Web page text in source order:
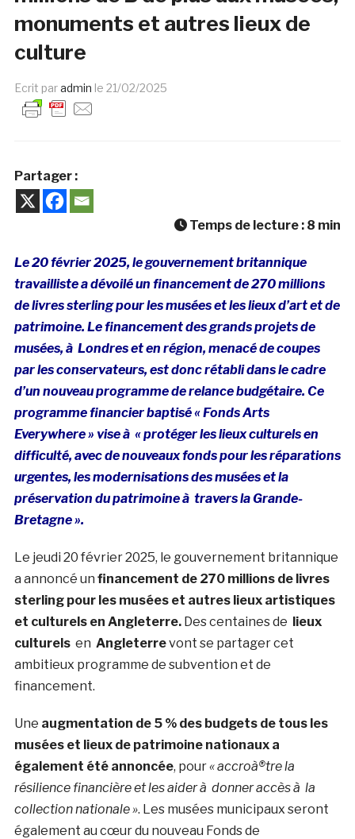
monuments et autres lieux de
culture
Ecrit paradmin le 21/02/2025
Partager :
Temps de lecture : 8 min
Le 20 février 2025, le gouvernement britannique
travailliste a dévoilé un financement de 270 millions
de livres sterling pour les musées et les lieux d’art et de
patrimoine. Le financement des grands projets de
musées, à Londres et en région, menacé de coupes
par les conservateurs, est donc rétabli dans le cadre
d’un nouveau programme de relance budgétaire. Ce
programme financier baptisé « Fonds Arts
Everywhere » vise à « protéger les lieux culturels en
difficulté, avec de nouveaux fonds pour les réparations
urgentes, les modernisations des musées et la
préservation du patrimoine à travers la Grande-
Bretagne ».
Le jeudi 20 février 2025, le gouvernement britannique
a annoncé un financement de 270 millions de livres
sterling pour les musées et autres lieux artistiques
et culturels en Angleterre. Des centaines de lieux
culturelsen Angleterrevont se partager cet
ambitieux programme de subvention et de
financement.
Une augmentation de 5 % des budgets de tous les
musées et lieux de patrimoine nationaux a
également été annoncée, pour« accroà®tre la
résilience financière et les aider à donner accès à la
collection nationale ». Les musées municipaux seront
également au cœur du nouveau Fonds de